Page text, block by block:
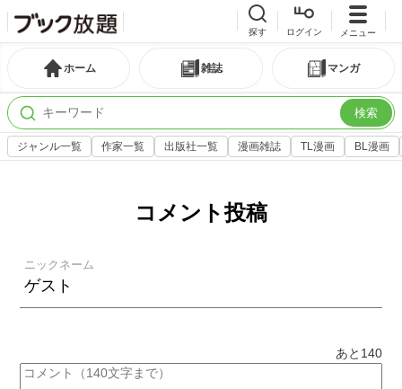
探す ログイン メニュー
ホーム 雑誌 マンガ
検索
ジャンル一覧 作家一覧 出版社一覧 漫画雑誌 TL漫画 BL漫画
コメント投稿
ニックネーム
あと 140